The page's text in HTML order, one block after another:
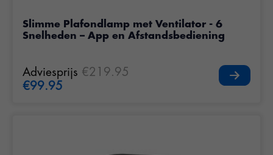
Slimme Plafondlamp met Ventilator - 6
Snelheden – App en Afstandsbediening
Adviesprijs €219.95
€99.95